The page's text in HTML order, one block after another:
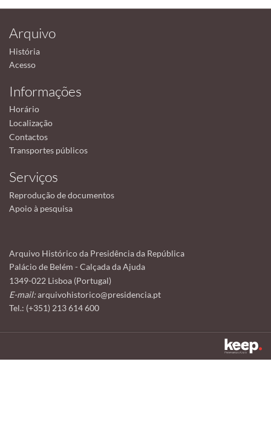
Arquivo
História
Acesso
Informações
Horário
Localização
Contactos
Transportes públicos
Serviços
Reprodução de documentos
Apoio à pesquisa
Arquivo Histórico da Presidência da República
Palácio de Belém - Calçada da Ajuda
1349-022 Lisboa (Portugal)
E-mail:arquivohistorico@presidencia.pt
Tel.: (+351) 213 614 600